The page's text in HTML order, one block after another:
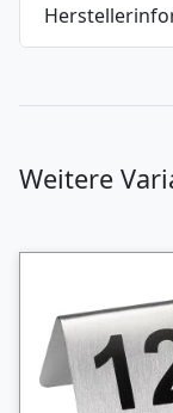
Weitere